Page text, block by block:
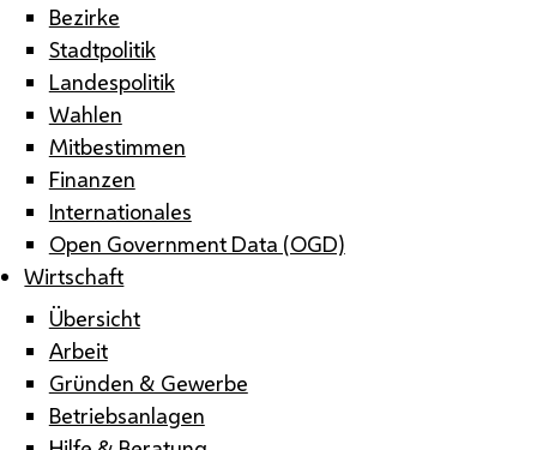
Bezirke
Stadtpolitik
Landespolitik
Wahlen
Mitbestimmen
Finanzen
Internationales
Open Government Data (OGD)
Wirtschaft
Übersicht
Arbeit
Gründen & Gewerbe
Betriebsanlagen